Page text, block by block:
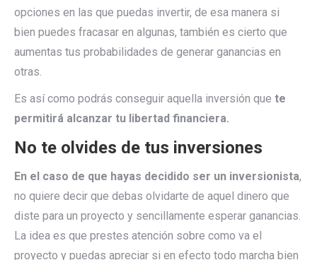
opciones en las que puedas invertir, de esa manera si
bien puedes fracasar en algunas, también es cierto que
aumentas tus probabilidades de generar ganancias en
otras.
Es así como podrás conseguir aquella inversión que te
permitirá alcanzar tu libertad financiera.
No te olvides de tus inversiones
En el caso de que hayas decidido ser un inversionista,
no quiere decir que debas olvidarte de aquel dinero que
diste para un proyecto y sencillamente esperar ganancias.
La idea es que prestes atención sobre como va el
proyecto y puedas apreciar si en efecto todo marcha bien